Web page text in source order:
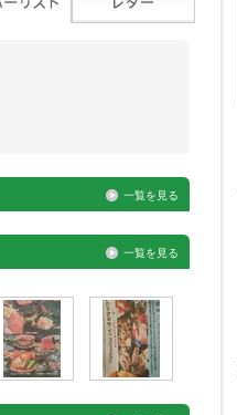
一覧を見る
一覧を見る